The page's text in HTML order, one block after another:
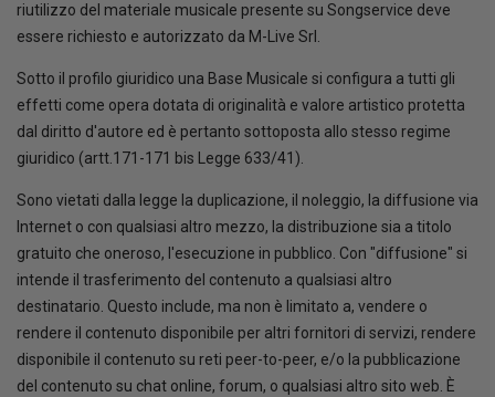
riutilizzo del materiale musicale presente su Songservice deve
essere richiesto e autorizzato da M-Live Srl.
Sotto il profilo giuridico una Base Musicale si configura a tutti gli
effetti come opera dotata di originalità e valore artistico protetta
dal diritto d'autore ed è pertanto sottoposta allo stesso regime
giuridico (artt.171-171 bis Legge 633/41).
Sono vietati dalla legge la duplicazione, il noleggio, la diffusione via
Internet o con qualsiasi altro mezzo, la distribuzione sia a titolo
gratuito che oneroso, l'esecuzione in pubblico. Con "diffusione" si
intende il trasferimento del contenuto a qualsiasi altro
destinatario. Questo include, ma non è limitato a, vendere o
rendere il contenuto disponibile per altri fornitori di servizi, rendere
disponibile il contenuto su reti peer-to-peer, e/o la pubblicazione
del contenuto su chat online, forum, o qualsiasi altro sito web. È